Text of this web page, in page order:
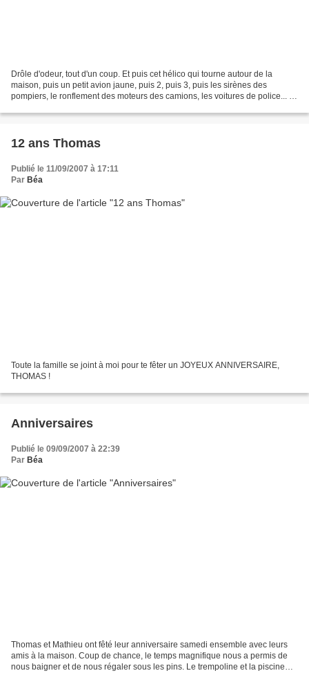
Drôle d'odeur, tout d'un coup. Et puis cet hélico qui tourne autour de la
maison, puis un petit avion jaune, puis 2, puis 3, puis les sirènes des
pompiers, le ronflement des moteurs des camions, les voitures de police... Je
12 ans Thomas
Publié le 11/09/2007 à 17:11
Par Béa
Toute la famille se joint à moi pour te fêter un JOYEUX ANNIVERSAIRE,
THOMAS !
Anniversaires
Publié le 09/09/2007 à 22:39
Par Béa
Thomas et Mathieu ont fêté leur anniversaire samedi ensemble avec leurs
amis à la maison. Coup de chance, le temps magnifique nous a permis de
nous baigner et de nous régaler sous les pins. Le trempoline et la piscine